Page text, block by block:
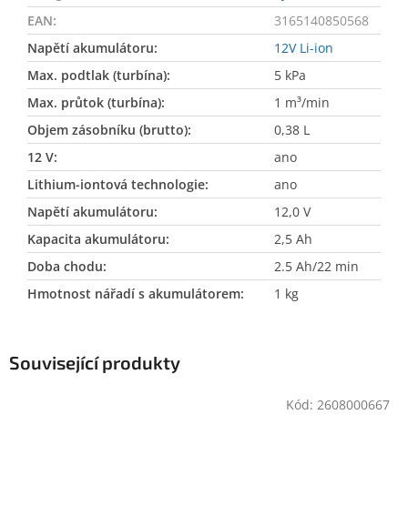
Související produkty
Kód: 2608000667
EAN:
3165140850568
Napětí akumulátoru:
12V Li-ion
Max. podtlak (turbína):
5 kPa
Max. průtok (turbína):
1 m³/min
Objem zásobníku (brutto):
0,38 L
12 V:
ano
Lithium-iontová technologie:
ano
Napětí akumulátoru:
12,0 V
Kapacita akumulátoru:
2,5 Ah
Doba chodu:
2.5 Ah/22 min
Hmotnost nářadí s akumulátorem: 1 kg